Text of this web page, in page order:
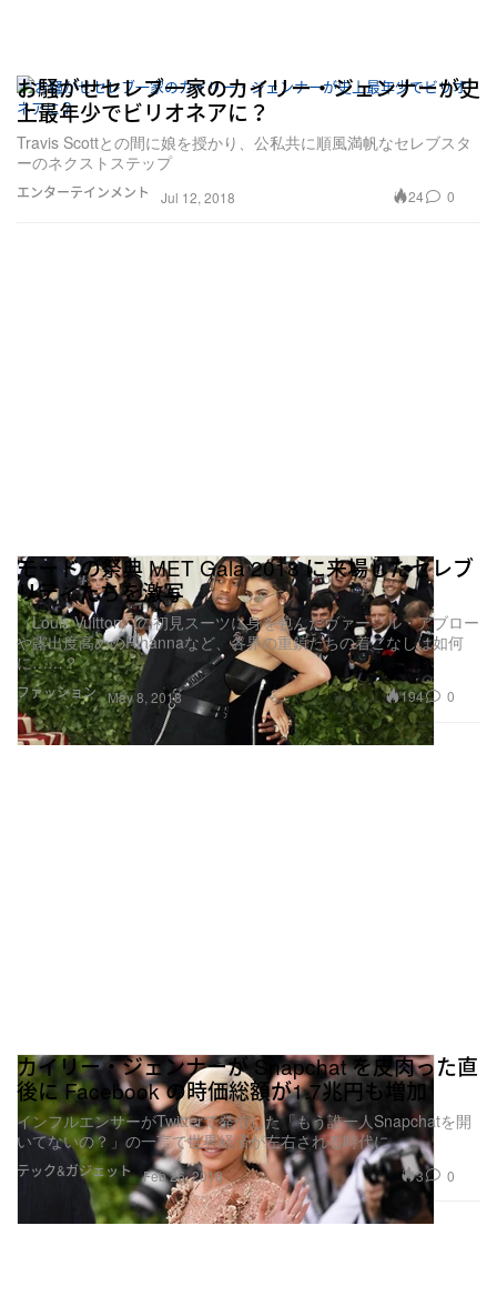
エンターテインメント
上最年少でビリオネアに？
Travis Scottとの間に娘を授かり、公私共に順風満帆なセレブスタ
ーのネクストステップ
Jul 12, 2018
ファッション
リティたちを激写
〈Louis Vuitton〉の初見スーツに身を包んだヴァージル・アブロー
や露出度高めのRihannaなど、各界の重鎮たちの着こなしは如何
に……？
May 8, 2018 194
テック&ガジェット
後に Facebook の時価総額が1.7兆円も増加
インフルエンサーがTwitterで発信した「もう誰一人Snapchatを開
いてないの？」の一言で世界経済が左右される時代に
Feb 26, 2018 3